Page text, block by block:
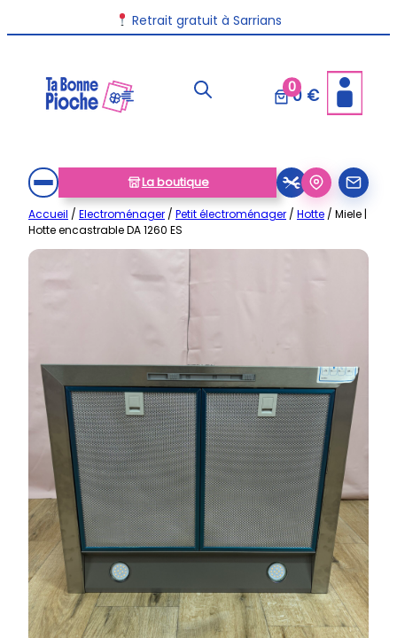
au
Retrait gratuit à Sarrians
Livraison disponible dans toute la France
00 €
La boutique
Accueil / Electroménager / Petit électroménager / Hotte / Miele |
Hotte encastrable DA 1260 ES